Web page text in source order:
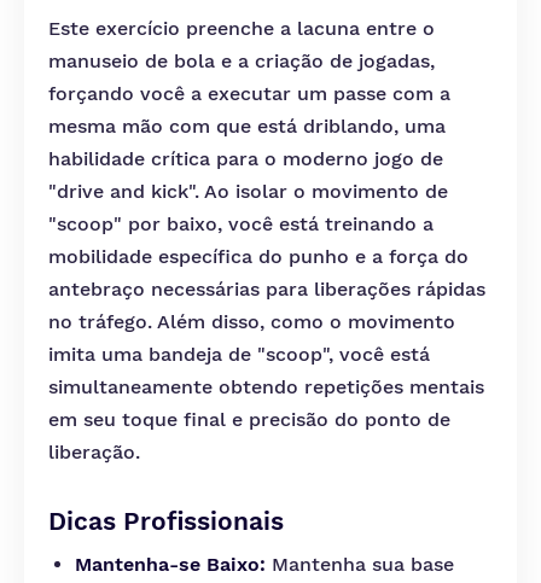
Este exercício preenche a lacuna entre o
manuseio de bola e a criação de jogadas,
forçando você a executar um passe com a
mesma mão com que está driblando, uma
habilidade crítica para o moderno jogo de
"drive and kick". Ao isolar o movimento de
"scoop" por baixo, você está treinando a
mobilidade específica do punho e a força do
antebraço necessárias para liberações rápidas
no tráfego. Além disso, como o movimento
imita uma bandeja de "scoop", você está
simultaneamente obtendo repetições mentais
em seu toque final e precisão do ponto de
liberação.
Dicas Profissionais
Mantenha-se Baixo: Mantenha sua base